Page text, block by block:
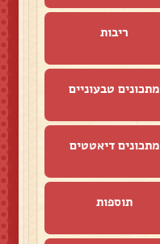
ריבות
מתכונים טבעוניים
מתכונים דיאטטים
תוספות